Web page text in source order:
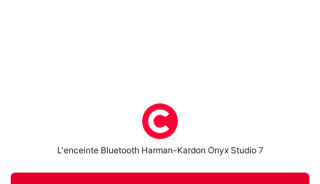
L'enceinte Bluetooth Harman-Kardon Onyx Studio 7